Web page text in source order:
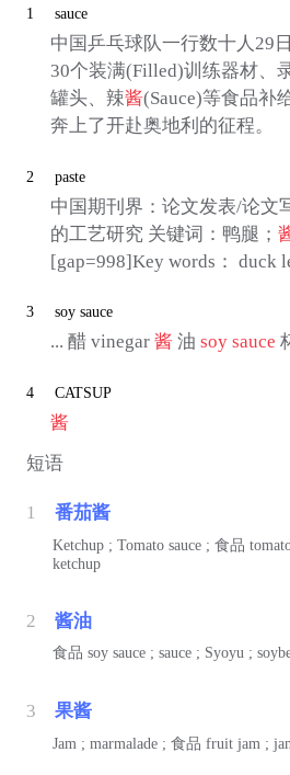
1 sauce
中国乒乓球队一行数十人29
30个装满(Filled)训练器材、
罐头、辣酱(Sauce)等食品补
奔上了开赴奥地利的征程。
2 paste
中国期刊界：论文发表/论文
的工艺研究 关键词：鸭腿；
[gap=998]Key words： duck
3 soy sauce
... 醋 vinegar 酱油 soy sauce
4 CATSUP
酱
短语
1 番茄酱
Ketchup ; Tomato sauce ; 食品
ketchup
2 酱油
食品 soy sauce ; sauce ; Syoyu ;
3 果酱
Jam ; marmalade ; 食品 fruit jam ;